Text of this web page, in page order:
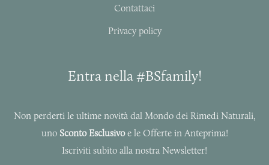
Contattaci
Privacy policy
Entra nella #BSfamily!
Non perderti le ultime novità dal Mondo dei Rimedi Naturali,
uno Sconto Esclusivoe le Offerte in Anteprima!
Iscriviti subito alla nostra Newsletter!